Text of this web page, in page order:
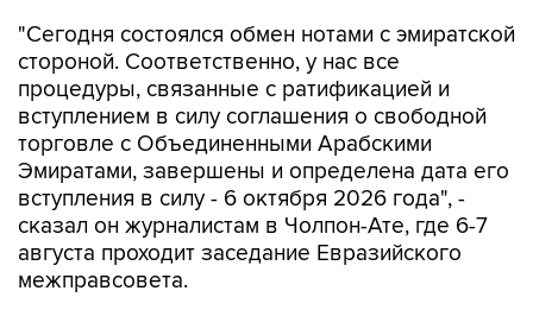
"Сегодня состоялся обмен нотами с эмиратской
стороной. Соответственно, у нас все
процедуры, связанные с ратификацией и
вступлением в силу соглашения о свободной
торговле с Объединенными Арабскими
Эмиратами, завершены и определена дата его
вступления в силу - 6 октября 2026 года", -
сказал он журналистам в Чолпон-Ате, где 6-7
августа проходит заседание Евразийского
межправсовета.